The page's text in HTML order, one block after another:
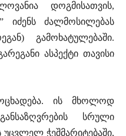
დოგმისათვის,
იძენს ძალმოსილებას
გამოხატულებაში.
ასპექტი თავისი
ის მხოლოდ
სრული
ჭეშმარიტებაში,